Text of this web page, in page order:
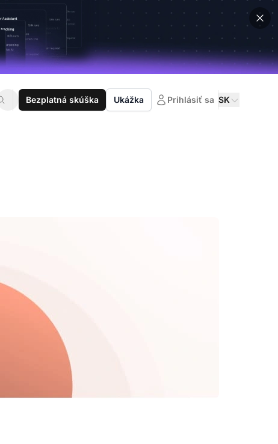
Bezplatná skúška Ukážka Prihlásiť sa SK